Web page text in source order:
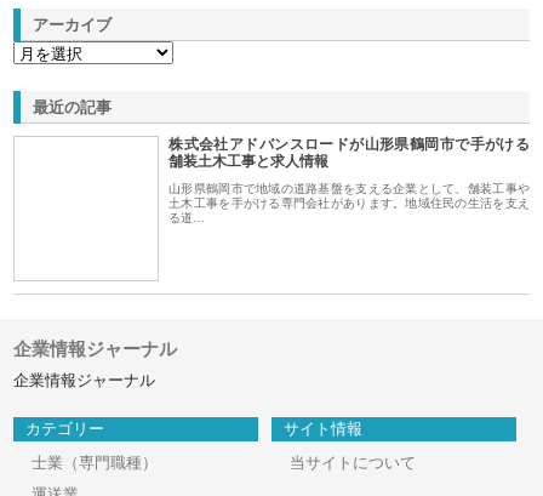
アーカイブ
最近の記事
株式会社アドバンスロードが山形県鶴岡市で手がける
舗装土木工事と求人情報
山形県鶴岡市で地域の道路基盤を支える企業として、舗装工事や
土木工事を手がける専門会社があります。地域住民の生活を支え
る道…
企業情報ジャーナル
企業情報ジャーナル
カテゴリー
士業（専門職種）
サイト情報
当サイトについて